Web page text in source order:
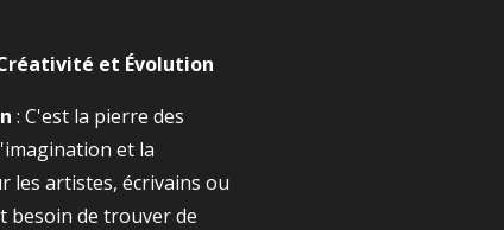
et Évolution
: C'est la pierre des
et la
les artistes, écrivains ou
besoin de trouver de